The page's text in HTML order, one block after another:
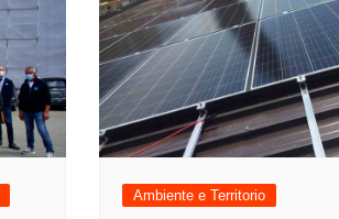
Ambiente e Territorio